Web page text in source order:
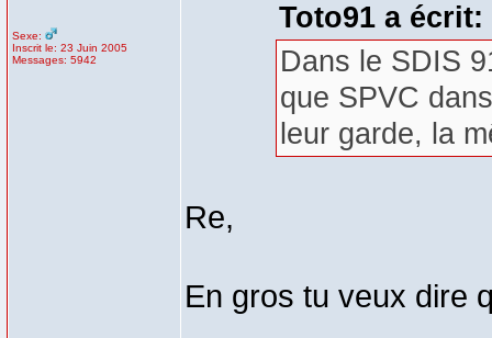
Sexe:
Inscrit le: 23 Juin 2005
Messages: 5942
Toto91 a écrit:
Dans le SDIS
que SPVC
leur garde, la
Re,
En gros tu veux dire